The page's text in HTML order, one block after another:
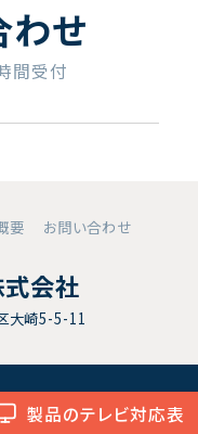
製品のテレビ対応表
わせ
間受付
要 お問い合わせ
会社
大崎5-5-11